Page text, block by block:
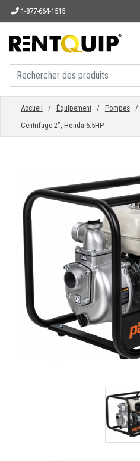
1-877-664-1515
ACCUEIL
ÉQUIPEMENT
PIÈCES
ENTREPRISE
CONTACT
English
Accueil / Équipement/ Pompes/
Centrifuge 2”, Honda 6.5HP